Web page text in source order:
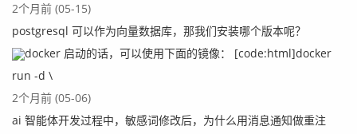
*
*/
@Component
public class LoginUserArgumentResolver implement
s HandlerMethodArgumentResolver{
2个月前 (05-15)
postgresql 可以作为向量数据库，那我们安装哪个版本呢？
docker 启动的话，可以使用下面的镜像： [code:html]docker
run -d \
2个月前 (05-06)
ai 智能体开发过程中，敏感词修改后，为什么用消息通知做重注